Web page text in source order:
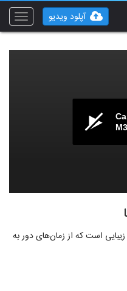
Toggle
آپلود ویدیو
است که از زمان‌های دور به